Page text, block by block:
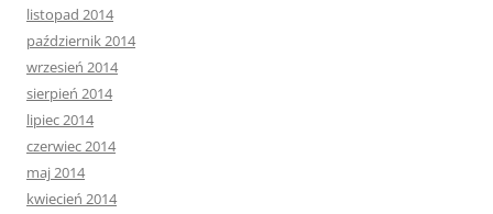
listopad 2014
październik 2014
wrzesień 2014
sierpień 2014
lipiec 2014
czerwiec 2014
maj 2014
kwiecień 2014